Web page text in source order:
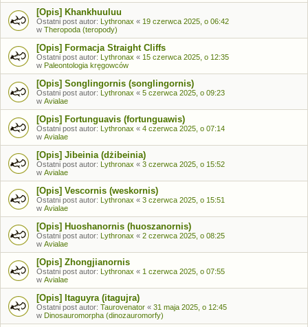
[Opis] Khankhuuluu
Ostatni post autor: Lythronax « 19 czerwca 2025, o 06:42
w Theropoda (teropody)
[Opis] Formacja Straight Cliffs
Ostatni post autor: Lythronax « 15 czerwca 2025, o 12:35
w Paleontologia kręgowców
[Opis] Songlingornis (songlingornis)
Ostatni post autor: Lythronax « 5 czerwca 2025, o 09:23
w Avialae
[Opis] Fortunguavis (fortunguawis)
Ostatni post autor: Lythronax « 4 czerwca 2025, o 07:14
w Avialae
[Opis] Jibeinia (dżibeinia)
Ostatni post autor: Lythronax « 3 czerwca 2025, o 15:52
w Avialae
[Opis] Vescornis (weskornis)
Ostatni post autor: Lythronax « 3 czerwca 2025, o 15:51
w Avialae
[Opis] Huoshanornis (huoszanornis)
Ostatni post autor: Lythronax « 2 czerwca 2025, o 08:25
w Avialae
[Opis] Zhongjianornis
Ostatni post autor: Lythronax « 1 czerwca 2025, o 07:55
w Avialae
[Opis] Itaguyra (itagujra)
Ostatni post autor: Taurovenator « 31 maja 2025, o 12:45
w Dinosauromorpha (dinozauromorfy)